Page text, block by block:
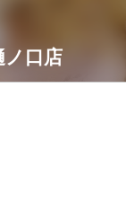
ノ口店